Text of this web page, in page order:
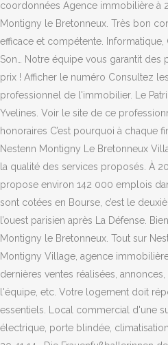
coordonnées Agence immobilière à 2
Montigny le Bretonneux. Très bon
efficace et compétente. Informatique,
Son… Notre équipe vous garantit
prix ! Afficher le numéro Consultez
professionnel de l'immobilier. Le
Yvelines. Voir le site de ce
honoraires C’est pourquoi à chaque
Nestenn Montigny Le Bretonneux
la qualité des services proposés. À
propose environ 142 000 emplois
sont cotées en Bourse, c’est le
l’ouest parisien après La Défense.
Montigny le Bretonneux. Tout sur
Montigny Village, agence
dernières ventes réalisées,
l'équipe, etc. Votre logement doit
essentiels. Local commercial d'une
électrique, porte blindée,